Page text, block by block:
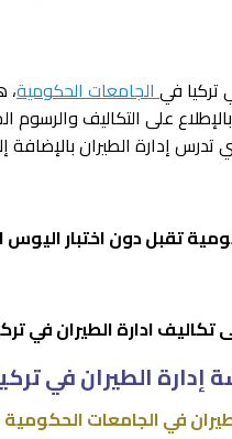
تركيا فيالجامعات الحكومية،
على التكاليف
تدرس إدارة الطيران
تقبل دون اختبار
ادارة الطيران في
إدارة الطيران في
في الجامعات الحكومية